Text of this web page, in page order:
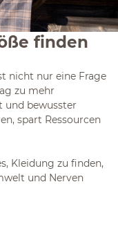
finden
nicht nur eine Frage
zu mehr
und bewusster
spart Ressourcen
Kleidung zu finden,
und Nerven